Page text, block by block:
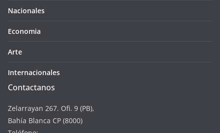
Nacionales
Economia
Arte
Internacionales
Contactanos
Zelarrayan 267. Ofi. 9 (PB),
Bahía Blanca CP (8000)